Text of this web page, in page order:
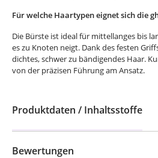
Für welche Haartypen eignet sich die
Die Bürste ist ideal für mittellanges bis
es zu Knoten neigt. Dank des festen
dichtes, schwer zu bändigendes Haar.
von der präzisen Führung am Ansatz.
Produktdaten / Inhaltsstoffe
Bewertungen